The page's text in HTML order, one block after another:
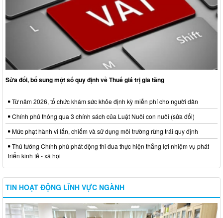
Sửa đổi, bổ sung một số quy định về Thuế giá trị gia tăng
Từ năm 2026, tổ chức khám sức khỏe định kỳ miễn phí cho người dân
Chính phủ thông qua 3 chính sách của Luật Nuôi con nuôi (sửa đổi)
Mức phạt hành vi lấn, chiếm và sử dụng môi trường rừng trái quy định
Thủ tướng Chính phủ phát động thi đua thực hiện thắng lợi nhiệm vụ phát
triển kinh tế - xã hội
TIN HOẠT ĐỘNG LĨNH VỰC NGÀNH